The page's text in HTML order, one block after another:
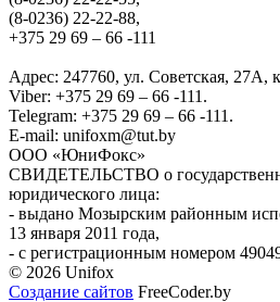
(8-0236) 22-22-88,
+375 29 69 – 66 -111
Адрес: 247760, ул. Советская, 27А,
Viber: +375 29 69 – 66 -111.
Telegram: +375 29 69 – 66 -111.
E-mail: unifoxm@tut.by
ООО «ЮниФокс»
СВИДЕТЕЛЬСТВО о
юридического лица:
- выдано Мозырским районным
13 января 2011 года,
- с регистрационным номером
© 2026 Unifox
Создание сайтов FreeCoder.by